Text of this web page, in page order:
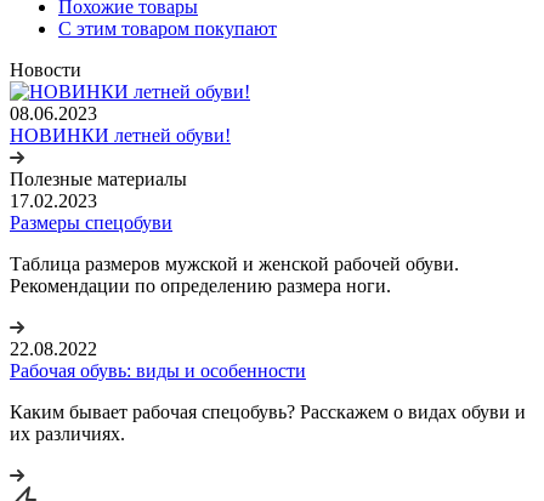
Похожие товары
С этим товаром покупают
Новости
08.06.2023
НОВИНКИ летней обуви!
Полезные материалы
17.02.2023
Размеры спецобуви
Таблица размеров мужской и женской рабочей обуви.
Рекомендации по определению размера ноги.
22.08.2022
Рабочая обувь: виды и особенности
Каким бывает рабочая спецобувь? Расскажем о видах обуви и
их различиях.